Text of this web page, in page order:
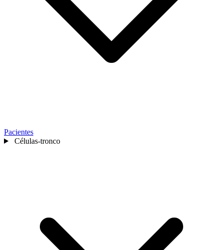
Pacientes
Células-tronco